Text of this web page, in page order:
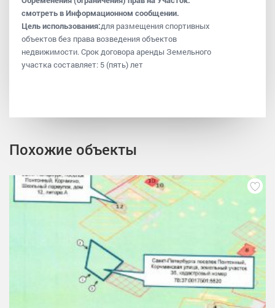
смотреть в Информационном сообщении.
Цель использования:для размещения спортивных
объектов без права возведения объектов
недвижимости. Срок договора аренды Земельного
участка составляет: 5 (пять) лет
Похожие объекты